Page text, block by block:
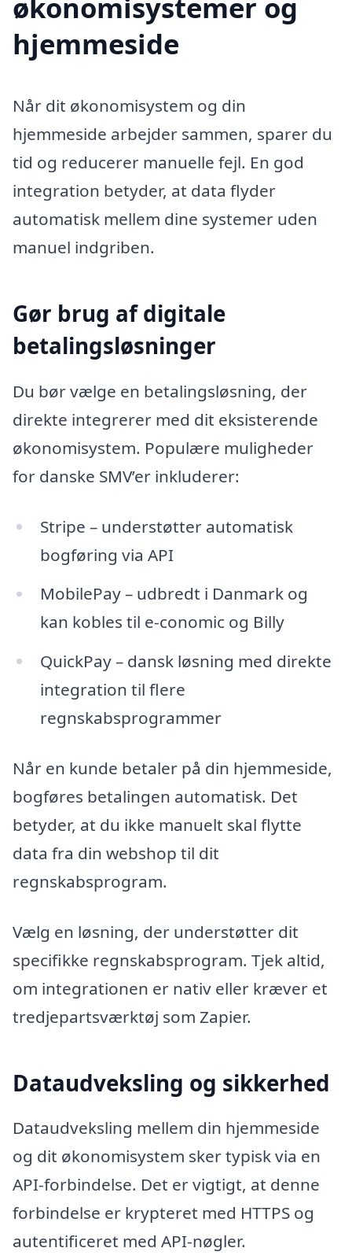
økonomisystemer og
hjemmeside
Når dit økonomisystem og din
hjemmeside arbejder sammen, sparer du
tid og reducerer manuelle fejl. En god
integration betyder, at data flyder
automatisk mellem dine systemer uden
manuel indgriben.
Gør brug af digitale
betalingsløsninger
Du bør vælge en betalingsløsning, der
direkte integrerer med dit eksisterende
økonomisystem. Populære muligheder
for danske SMV’er inkluderer:
Stripe – understøtter automatisk
bogføring via API
MobilePay – udbredt i Danmark og
kan kobles til e-conomic og Billy
QuickPay – dansk løsning med direkte
integration til flere
regnskabsprogrammer
Når en kunde betaler på din hjemmeside,
bogføres betalingen automatisk. Det
betyder, at du ikke manuelt skal flytte
data fra din webshop til dit
regnskabsprogram.
Vælg en løsning, der understøtter dit
specifikke regnskabsprogram. Tjek altid,
om integrationen er nativ eller kræver et
tredjepartsværktøj som Zapier.
Dataudveksling og sikkerhed
Dataudveksling mellem din hjemmeside
og dit økonomisystem sker typisk via en
API-forbindelse. Det er vigtigt, at denne
forbindelse er krypteret med HTTPS og
autentificeret med API-nøgler.